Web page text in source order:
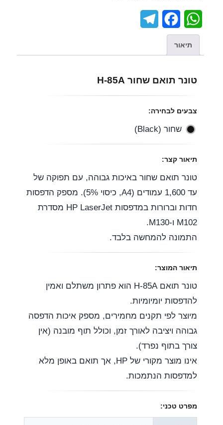
W
h
a
A
p
p
c
o
o
k
l
a
m
תיאור
טונר תואם שחור H-85A
צבעים לבחירה:
שחור (Black)
תיאור קצר:
טונר תואם שחור באיכות גבוהה, עם תפוקה של
עד ‎1,600‎ עמודים (A4, כיסוי ‎5%‎). מספק הדפסות
חדות וברורות במדפסות HP LaserJet מסדרת
M102 ו-M130.
התמונה להמחשה בלבד.
תיאור המוצר:
טונר תואם H-85A הוא פתרון משתלם ואמין
להדפסות יומיומיות.
מיוצר לפי תקנים מחמירים, מספק איכות הדפסה
גבוהה ויציבה לאורך זמן, וכולל תוף מובנה (אין
צורך בתוף נפרד).
אינו מוצר מקורי של HP, אך תואם באופן מלא
למדפסות הנתמכות.
מפרט טכני: